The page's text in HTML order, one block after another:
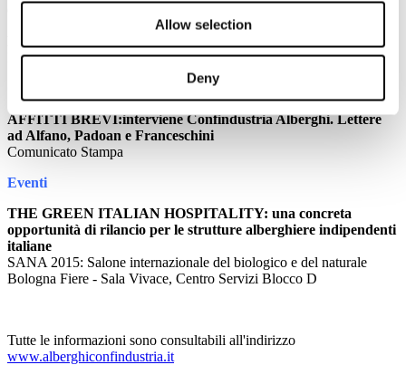
Allow selection
Deny
PALMUCCI: Preoccupati da affitti brevi
Il Giornale del Turismo
AFFITTI BREVI:interviene Confindustria Alberghi. Lettere
ad Alfano, Padoan e Franceschini
Comunicato Stampa
Eventi
THE GREEN ITALIAN HOSPITALITY: una concreta
opportunità di rilancio per le strutture alberghiere indipendenti
italiane
SANA 2015: Salone internazionale del biologico e del naturale
Bologna Fiere - Sala Vivace, Centro Servizi Blocco D
Tutte le informazioni sono consultabili all'indirizzo
www.alberghiconfindustria.it